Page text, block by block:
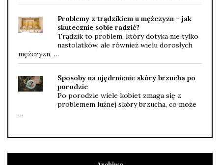
Problemy z trądzikiem u mężczyzn – jak
skutecznie sobie radzić?
Trądzik to problem, który dotyka nie tylko
nastolatków, ale również wielu dorosłych
mężczyzn, …
Sposoby na ujędrnienie skóry brzucha po
porodzie
Po porodzie wiele kobiet zmaga się z
problemem luźnej skóry brzucha, co może
…